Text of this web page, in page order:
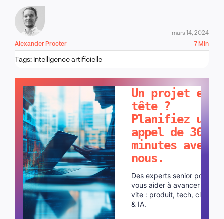
Alexander Procter
mars 14, 2024
7 Min
Tags: Intelligence artificielle
Un projet en
tête ?
Planifiez un
appel de 30
minutes avec
nous.
Des experts senior pour
vous aider à avancer plus
vite : produit, tech, cloud
& IA.